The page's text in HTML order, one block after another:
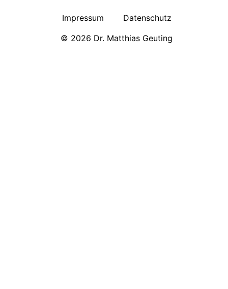
Impressum
Datenschutz
© 2026 Dr. Matthias Geuting